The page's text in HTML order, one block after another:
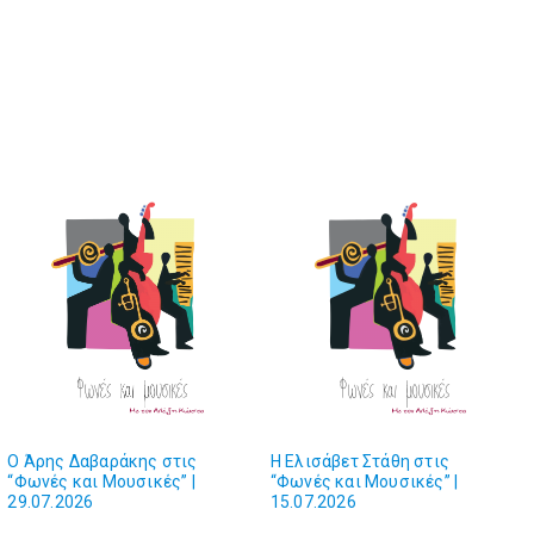
O Άρης Δαβαράκης στις
“Φωνές και Mουσικές” |
29.07.2026
Η Ελισάβετ Στάθη στις
“Φωνές και Mουσικές” |
15.07.2026